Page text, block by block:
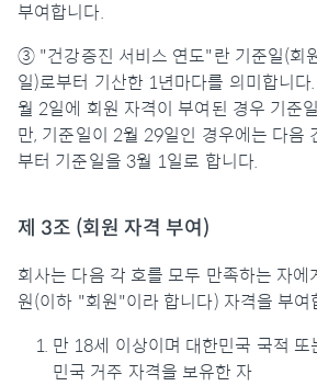
부여합니다.
③ "건강증진 서비스 연도"란 기준일(회
일)로부터 기산한 1년마다를 의미합니
월 2일에 회원 자격이 부여된 경우 기준
만, 기준일이 2월 29일인 경우에는 다음
부터 기준일을 3월 1일로 합니다.
제 3조 (회원 자격 부여)
회사는 다음 각 호를 모두 만족하는 자에
원(이하 "회원"이라 합니다) 자격을 부여
만 18세 이상이며 대한민국 국적
민국 거주 자격을 보유한 자